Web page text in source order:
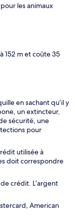
les animaux
152 m et coûte 35
en sachant qu’il y
un extincteur,
sécurité, une
pour
utilisée à
doit correspondre
crédit. L’argent
American